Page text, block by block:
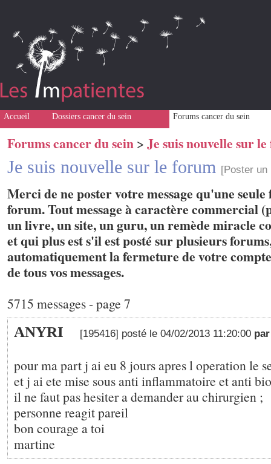
Accueil Dossiers cancer du sein Forums cancer du sein
Forums cancer du sein > Je suis nouvelle sur
Je suis nouvelle sur le forum [Poster un
Merci de ne poster votre message qu'une seule
forum. Tout message à caractère commercial
un livre, un site, un guru, un remède miracle
et qui plus est s'il est posté sur plusieurs
automatiquement la fermeture de votre
de tous vos messages.
5715 messages - page 7
ANYRI [195416] posté le 04/02/2013 11:20:00
pour ma part j ai eu 8 jours apres l operation le
et j ai ete mise sous anti inflammatoire et anti
il ne faut pas hesiter a demander au chirurgien ;
personne reagit pareil
bon courage a toi
martine